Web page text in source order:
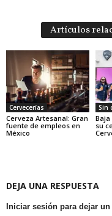
Artículos
Cervecerías
Cerveza Artesanal: Gran
fuente de empleos en
México
Sin
su
DEJA UNA RESPUESTA
Iniciar sesión para dejar